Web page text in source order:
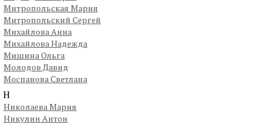
Митропольская Мария
Митропольский Сергей
Михайлова Анна
Михайлова Надежда
Мишина Ольга
Молодов Давид
Моспанова Светлана
Н
Николаева Мария
Никулин Антон